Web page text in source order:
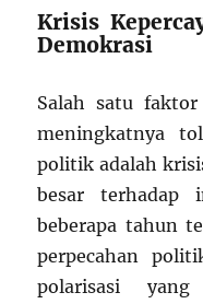
Krisis
Demokrasi
Salah satu
meningkatnya
politik adalah
besar terhadap
beberapa tahun
perpecahan
polarisasi